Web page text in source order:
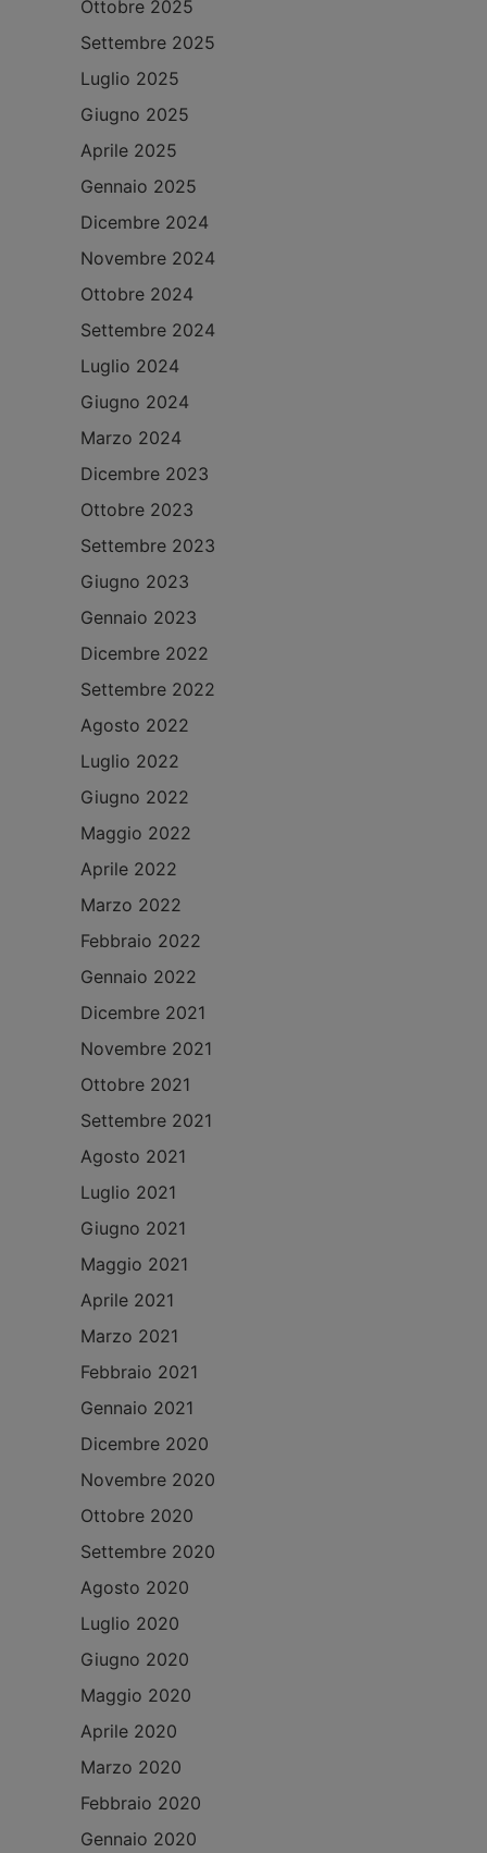
Ottobre 2025
Settembre 2025
Luglio 2025
Giugno 2025
Aprile 2025
Gennaio 2025
Dicembre 2024
Novembre 2024
Ottobre 2024
Settembre 2024
Luglio 2024
Giugno 2024
Marzo 2024
Dicembre 2023
Ottobre 2023
Settembre 2023
Giugno 2023
Gennaio 2023
Dicembre 2022
Settembre 2022
Agosto 2022
Luglio 2022
Giugno 2022
Maggio 2022
Aprile 2022
Marzo 2022
Febbraio 2022
Gennaio 2022
Dicembre 2021
Novembre 2021
Ottobre 2021
Settembre 2021
Agosto 2021
Luglio 2021
Giugno 2021
Maggio 2021
Aprile 2021
Marzo 2021
Febbraio 2021
Gennaio 2021
Dicembre 2020
Novembre 2020
Ottobre 2020
Settembre 2020
Agosto 2020
Luglio 2020
Giugno 2020
Maggio 2020
Aprile 2020
Marzo 2020
Febbraio 2020
Gennaio 2020